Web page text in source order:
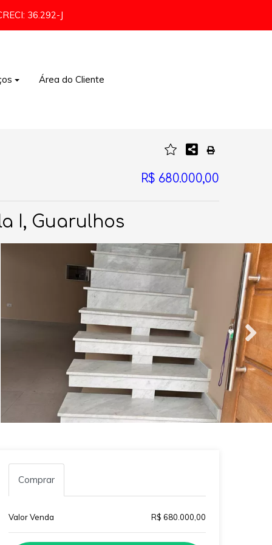
36.292-J
Área do Cliente
R$ 680.000,00
I, Guarulhos
Comprar
Valor Venda R$ 680.000,00